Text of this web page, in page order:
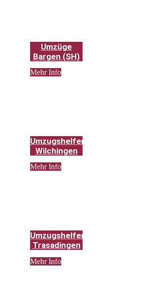
Umzüge
Bargen (SH)
Mehr Info
Umzugshelfer
Wilchingen
Mehr Info
Umzugshelfer
Trasadingen
Mehr Info